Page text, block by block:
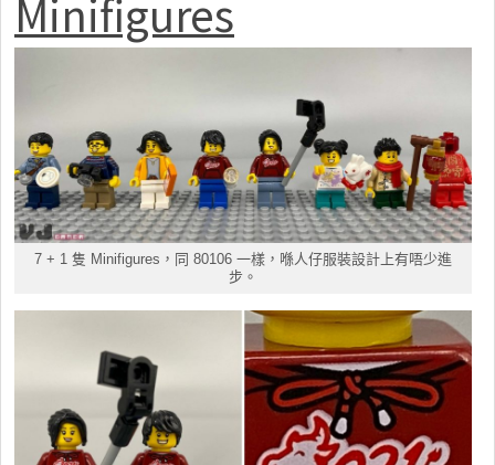
Minifigures
7 + 1 隻 Minifigures，同 80106 一樣，喺人仔服裝設計上有唔少進
步。